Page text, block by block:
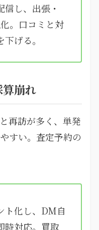
し、出張・
。口コミと対
げる。
崩れ
再訪が多く、単発
すい。査定予約の
ト化し、DM自
時対応。買取